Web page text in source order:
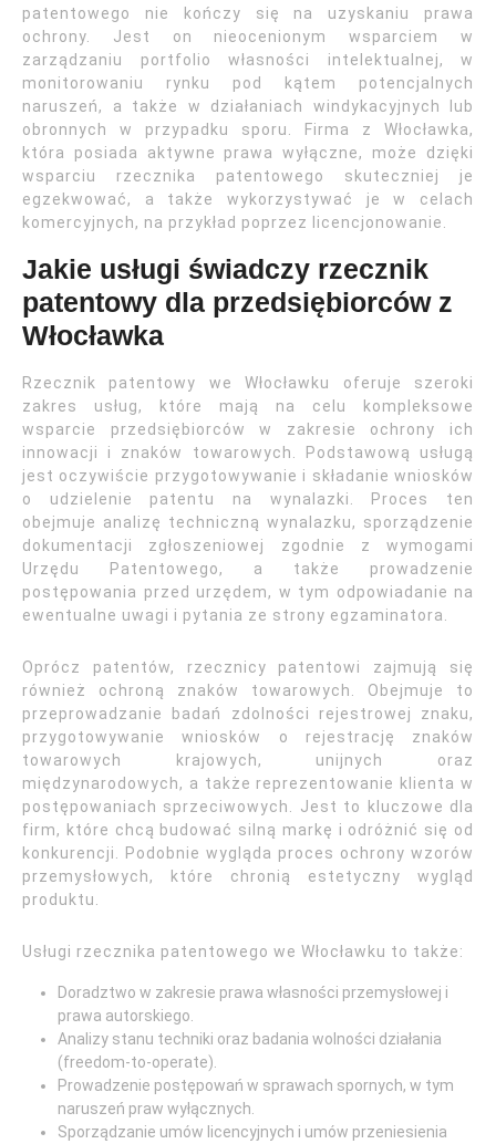
patentowego nie kończy się na uzyskaniu prawa
ochrony. Jest on nieocenionym wsparciem w
zarządzaniu portfolio własności intelektualnej, w
monitorowaniu rynku pod kątem potencjalnych
naruszeń, a także w działaniach windykacyjnych lub
obronnych w przypadku sporu. Firma z Włocławka,
która posiada aktywne prawa wyłączne, może dzięki
wsparciu rzecznika patentowego skuteczniej je
egzekwować, a także wykorzystywać je w celach
komercyjnych, na przykład poprzez licencjonowanie.
Jakie usługi świadczy rzecznik
patentowy dla przedsiębiorców z
Włocławka
Rzecznik patentowy we Włocławku oferuje szeroki
zakres usług, które mają na celu kompleksowe
wsparcie przedsiębiorców w zakresie ochrony ich
innowacji i znaków towarowych. Podstawową usługą
jest oczywiście przygotowywanie i składanie wniosków
o udzielenie patentu na wynalazki. Proces ten
obejmuje analizę techniczną wynalazku, sporządzenie
dokumentacji zgłoszeniowej zgodnie z wymogami
Urzędu Patentowego, a także prowadzenie
postępowania przed urzędem, w tym odpowiadanie na
ewentualne uwagi i pytania ze strony egzaminatora.
Oprócz patentów, rzecznicy patentowi zajmują się
również ochroną znaków towarowych. Obejmuje to
przeprowadzanie badań zdolności rejestrowej znaku,
przygotowywanie wniosków o rejestrację znaków
towarowych krajowych, unijnych oraz
międzynarodowych, a także reprezentowanie klienta w
postępowaniach sprzeciwowych. Jest to kluczowe dla
firm, które chcą budować silną markę i odróżnić się od
konkurencji. Podobnie wygląda proces ochrony wzorów
przemysłowych, które chronią estetyczny wygląd
produktu.
Usługi rzecznika patentowego we Włocławku to także:
Doradztwo w zakresie prawa własności przemysłowej i
prawa autorskiego.
Analizy stanu techniki oraz badania wolności działania
(freedom-to-operate).
Prowadzenie postępowań w sprawach spornych, w tym
naruszeń praw wyłącznych.
Sporządzanie umów licencyjnych i umów przeniesienia